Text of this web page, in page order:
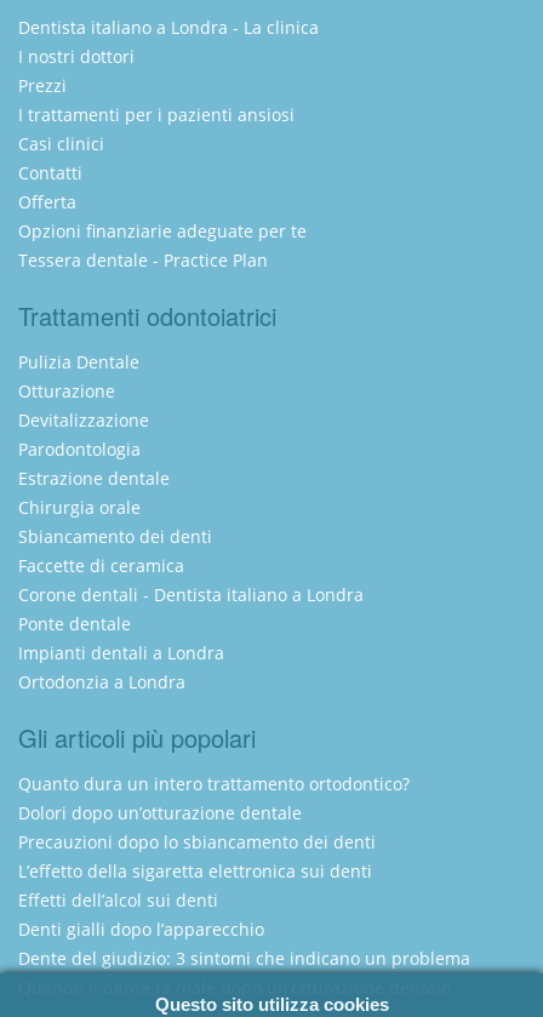
Dentista italiano a Londra - La clinica
I nostri dottori
Prezzi
I trattamenti per i pazienti ansiosi
Casi clinici
Contatti
Offerta
Opzioni finanziarie adeguate per te
Tessera dentale - Practice Plan
Trattamenti odontoiatrici
Pulizia Dentale
Otturazione
Devitalizzazione
Parodontologia
Estrazione dentale
Chirurgia orale
Sbiancamento dei denti
Faccette di ceramica
Corone dentali - Dentista italiano a Londra
Ponte dentale
Impianti dentali a Londra
Ortodonzia a Londra
Gli articoli più popolari
Quanto dura un intero trattamento ortodontico?
Dolori dopo un’otturazione dentale
Precauzioni dopo lo sbiancamento dei denti
L’effetto della sigaretta elettronica sui denti
Effetti dell’alcol sui denti
Denti gialli dopo l’apparecchio
Dente del giudizio: 3 sintomi che indicano un problema
Questo sito utilizza cookies